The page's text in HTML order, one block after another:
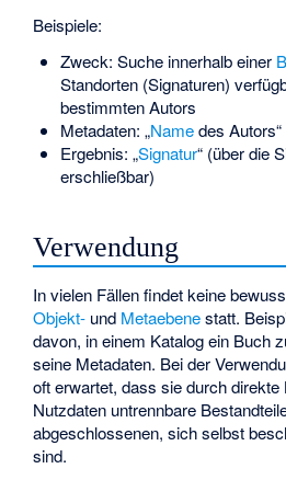
Beispiele:
Zweck: Suche innerhalb einer
Standorten (Signaturen)
bestimmten Autors
Metadaten: „Namedes Autors“
Ergebnis: „Signatur“ (über die
erschließbar)
Verwendung
In vielen Fällen findet keine
Objekt- und Metaebenestatt.
davon, in einem Katalog ein Buch
seine Metadaten. Bei der
oft erwartet, dass sie durch direkte
Nutzdaten untrennbare
abgeschlossenen, sich selbst
sind.